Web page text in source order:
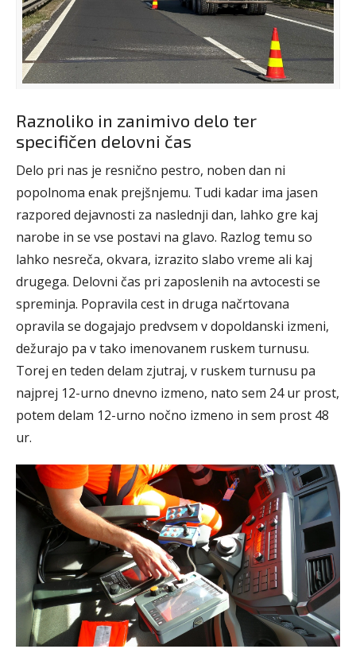
Raznoliko in zanimivo delo ter
specifičen delovni čas
Delo pri nas je resnično pestro, noben dan ni
popolnoma enak prejšnjemu. Tudi kadar ima jasen
razpored dejavnosti za naslednji dan, lahko gre kaj
narobe in se vse postavi na glavo. Razlog temu so
lahko nesreča, okvara, izrazito slabo vreme ali kaj
drugega. Delovni čas pri zaposlenih na avtocesti se
spreminja. Popravila cest in druga načrtovana
opravila se dogajajo predvsem v dopoldanski izmeni,
dežurajo pa v tako imenovanem ruskem turnusu.
Torej en teden delam zjutraj, v ruskem turnusu pa
najprej 12-urno dnevno izmeno, nato sem 24 ur prost,
potem delam 12-urno nočno izmeno in sem prost 48
ur.